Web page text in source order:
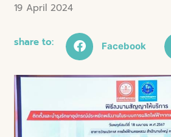
19 April 2024
share to: Facebook